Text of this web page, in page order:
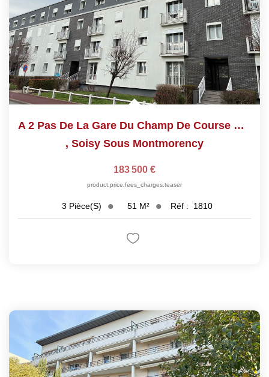
A 2 Pas De La Gare Du Champ De Course D'Enghien
, Soisy Sous Montmorency
183 500 €
product.price.fees_charges.teaser
3 Pièce(s) 51 M² Réf : 1810